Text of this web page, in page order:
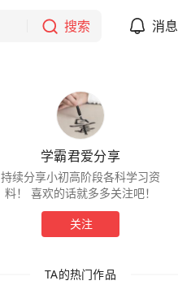
搜索 消息
学霸君爱分享
持续分享小初高阶段各科学习资
料！ 喜欢的话就多多关注吧！
关注
TA的热门作品